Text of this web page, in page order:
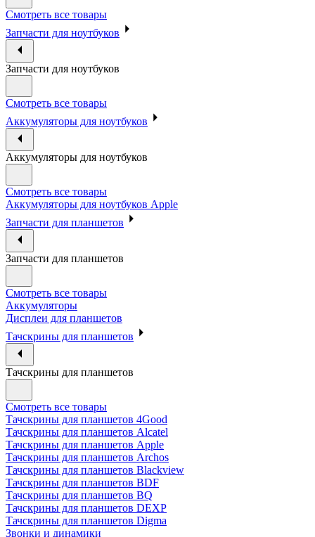
Смотреть все товары
Запчасти для ноутбуков
Запчасти для ноутбуков
Смотреть все товары
Аккумуляторы для ноутбуков
Аккумуляторы для ноутбуков
Смотреть все товары
Аккумуляторы для ноутбуков Apple
Запчасти для планшетов
Запчасти для планшетов
Смотреть все товары
Аккумуляторы
Дисплеи для планшетов
Тачскрины для планшетов
Тачскрины для планшетов
Смотреть все товары
Тачскрины для планшетов 4Good
Тачскрины для планшетов Alcatel
Тачскрины для планшетов Apple
Тачскрины для планшетов Archos
Тачскрины для планшетов Blackview
Тачскрины для планшетов BDF
Тачскрины для планшетов BQ
Тачскрины для планшетов DEXP
Тачскрины для планшетов Digma
Звонки и динамики